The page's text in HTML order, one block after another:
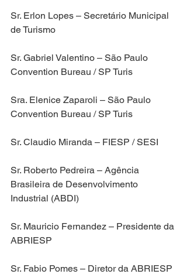
Sr. Erlon Lopes – Secretário Municipal
de Turismo
Sr. Gabriel Valentino – São Paulo
Convention Bureau / SP Turis
Sra. Elenice Zaparoli – São Paulo
Convention Bureau / SP Turis
Sr. Claudio Miranda – FIESP / SESI
Sr. Roberto Pedreira – Agência
Brasileira de Desenvolvimento
Industrial (ABDI)
Sr. Mauricio Fernandez – Presidente da
ABRIESP
Sr. Fabio Pomes – Diretor da ABRIESP